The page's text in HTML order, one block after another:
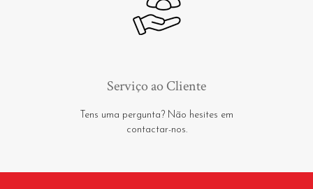
Serviço ao Cliente
Tens uma pergunta? Não hesites em
contactar-nos.